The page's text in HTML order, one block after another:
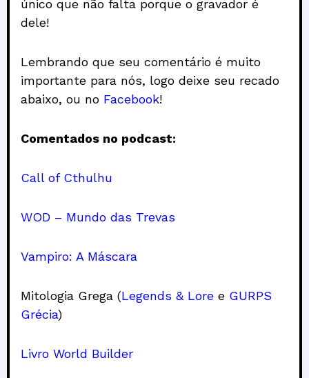
único que não falta porque o gravador é
dele!
Lembrando que seu comentário é muito
importante para nós, logo deixe seu recado
abaixo, ou no Facebook!
Comentados no podcast:
Call of Cthulhu
WOD – Mundo das Trevas
Vampiro: A Máscara
Mitologia Grega (Legends & Lore e GURPS
Grécia)
Livro World Builder